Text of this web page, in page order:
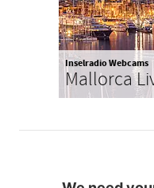
Inselradio Webcams
Mallorca